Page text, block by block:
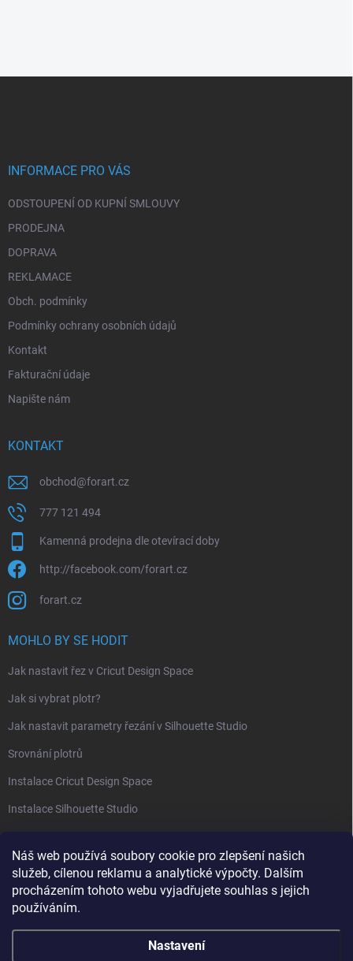
Náš web používá soubory cookie pro zlepšení našich
služeb, cílenou reklamu a analytické výpočty. Dalším
procházením tohoto webu vyjadřujete souhlas s jejich
používáním.
Nastavení
INFORMACE PRO VÁS
ODSTOUPENÍ OD KUPNÍ SMLOUVY
PRODEJNA
DOPRAVA
REKLAMACE
Obch. podmínky
Podmínky ochrany osobních údajů
Kontakt
Fakturační údaje
Napište nám
KONTAKT
obchod@forart.cz
777 121 494
Kamenná prodejna dle otevírací doby
http://facebook.com/forart.cz
forart.cz
MOHLO BY SE HODIT
Jak nastavit řez v Cricut Design Space
Jak si vybrat plotr?
Jak nastavit parametry řezání v Silhouette Studio
Srovnání plotrů
Instalace Cricut Design Space
Instalace Silhouette Studio
PŘIJÍMÁME ONLINE PLATBY